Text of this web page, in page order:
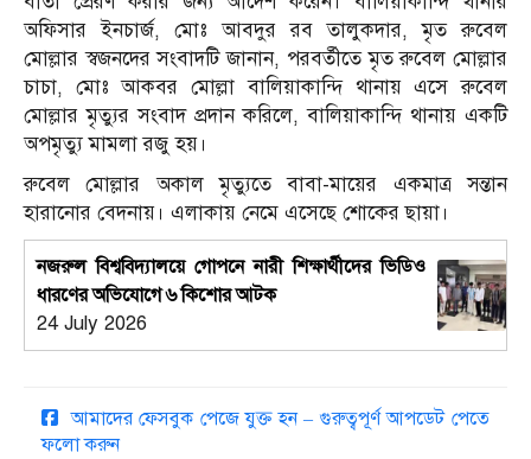
অফিসার ইনচার্জ, মোঃ আবদুর রব তালুকদার, মৃত রুবেল
মোল্লার স্বজনদের সংবাদটি জানান, পরবর্তীতে মৃত রুবেল মোল্লার
চাচা, মোঃ আকবর মোল্লা বালিয়াকান্দি থানায় এসে রুবেল
মোল্লার মৃত্যুর সংবাদ প্রদান করিলে, বালিয়াকান্দি থানায় একটি
অপমৃত্যু মামলা রজু হয়।
রুবেল মোল্লার অকাল মৃত্যুতে বাবা-মায়ের একমাত্র সন্তান
হারানোর বেদনায়। এলাকায় নেমে এসেছে শোকের ছায়া।
নজরুল বিশ্ববিদ্যালয়ে গোপনে নারী শিক্ষার্থীদের ভিডিও
ধারণের অভিযোগে ৬ কিশোর আটক
24 July 2026
আমাদের ফেসবুক পেজে যুক্ত হন – গুরুত্বপূর্ণ আপডেট পেতে
ফলো করুন